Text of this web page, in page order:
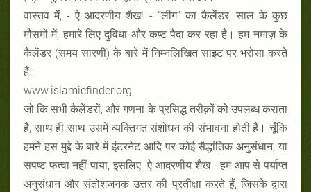
वास्तव में, - ऐ आदरणीय शैख! - “लीग” का कैलेंडर, साल के कुछ
मौसमों में, हमारे लिए दुविधा और कष्ट पैदा कर रहा है। हम नमाज़ के
कैलेंडर (समय सारणी) के बारे में निम्नलिखित साइट पर भरोसा करते
हैं :
www.islamicfinder.org
जो कि सभी कैलेंडरों, और गणना के प्रसिद्ध तरीक़ों को उपलब्ध कराता
है, साथ ही साथ उसमें व्यक्तिगत संशोधन की संभावना होती है। चूँकि
हमने हस मुद्दे के बारे में इंटरनेट आदि पर कोई सैद्धांतिक अनुसंधान, या
सपष्ट फत्वा नहीं पाया, इसलिए -ऐ आदरणीय शैख - हम आप से पर्याप्त
अनुसंधान और संतोशजनक उत्तर की प्रतीक्षा करते हैं, जिसके द्वारा